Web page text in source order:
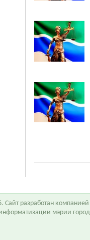
Сайт разработан компанией
мэрии